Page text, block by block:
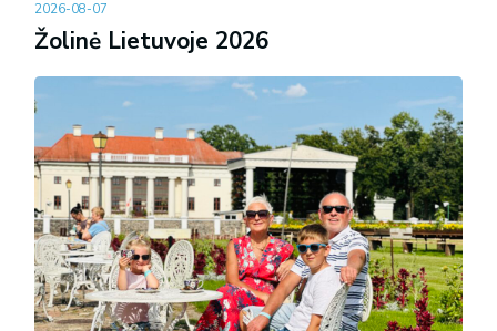
2026-08-07
Žolinė Lietuvoje 2026